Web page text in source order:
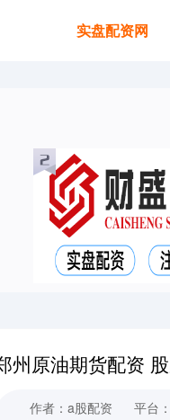
实盘配资网
州原油期货配资
作者：a股配资 平台